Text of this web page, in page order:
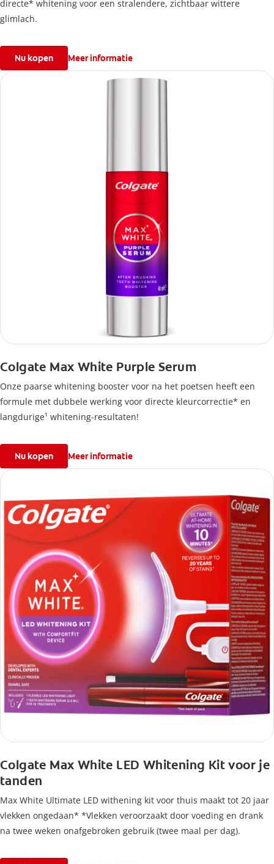
directe* whitening voor een stralendere, zichtbaar wittere
glimlach.
Nu kopen Meer informatie
Colgate Max White Purple Serum
Onze paarse whitening booster voor na het poetsen heeft een
formule met dubbele werking voor directe kleurcorrectie* en
langdurige¹ whitening-resultaten!
Nu kopen Meer informatie
Colgate Max White LED Whitening Kit voor je
tanden
Max White Ultimate LED withening kit voor thuis maakt tot 20 jaar
vlekken ongedaan* *Vlekken veroorzaakt door voeding en drank
na twee weken onafgebroken gebruik (twee maal per dag).